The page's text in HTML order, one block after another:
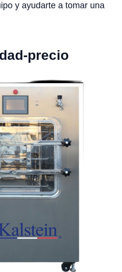
y ayudarte a tomar una
precio